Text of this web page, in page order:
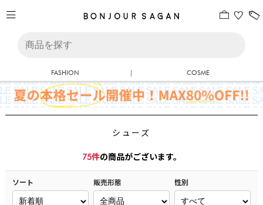
FASHION | COSME
シューズ
75件の商品がございます。
ソート 販売形態 性別